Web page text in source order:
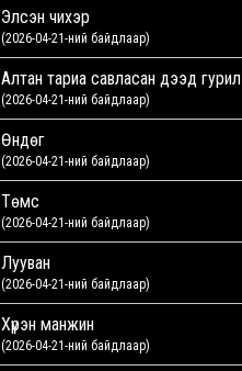
Элсэн чихэр
(2026-04-21-ний байдлаар)
Алтан тариа савласан дээд гурил
(2026-04-21-ний байдлаар)
Өндөг
(2026-04-21-ний байдлаар)
Төмс
(2026-04-21-ний байдлаар)
Лууван
(2026-04-21-ний байдлаар)
Хүрэн манжин
(2026-04-21-ний байдлаар)